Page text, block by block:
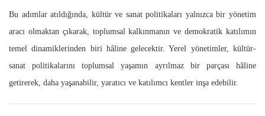
Bu adımlar atıldığında, kültür ve sanat politikaları yalnızca bir yönetim
aracı olmaktan çıkarak, toplumsal kalkınmanın ve demokratik katılımın
temel dinamiklerinden biri hâline gelecektir. Yerel yönetimler, kültür-
sanat politikalarını toplumsal yaşamın ayrılmaz bir parçası hâline
getirerek, daha yaşanabilir, yaratıcı ve katılımcı kentler inşa edebilir.